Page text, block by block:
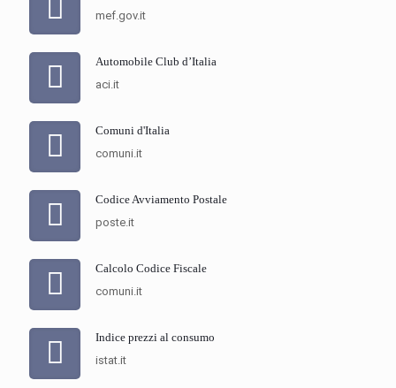
mef.gov.it
Automobile Club d’Italia
aci.it
Comuni d'Italia
comuni.it
Codice Avviamento Postale
poste.it
Calcolo Codice Fiscale
comuni.it
Indice prezzi al consumo
istat.it